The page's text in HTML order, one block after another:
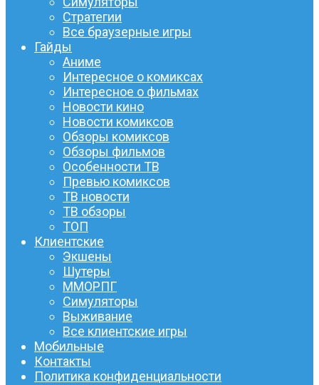
Стратегии
Все браузерные игры
Гайды
Аниме
Интересное о комиксах
Интересное о фильмах
Новости кино
Новости комиксов
Обзоры комиксов
Обзоры фильмов
Особенности ТВ
Превью комиксов
ТВ новости
ТВ обзоры
ТОП
Клиентские
Экшены
Шутеры
ММОРПГ
Симуляторы
Выживание
Все клиентские игры
Мобильные
Контакты
Политика конфиденциальности